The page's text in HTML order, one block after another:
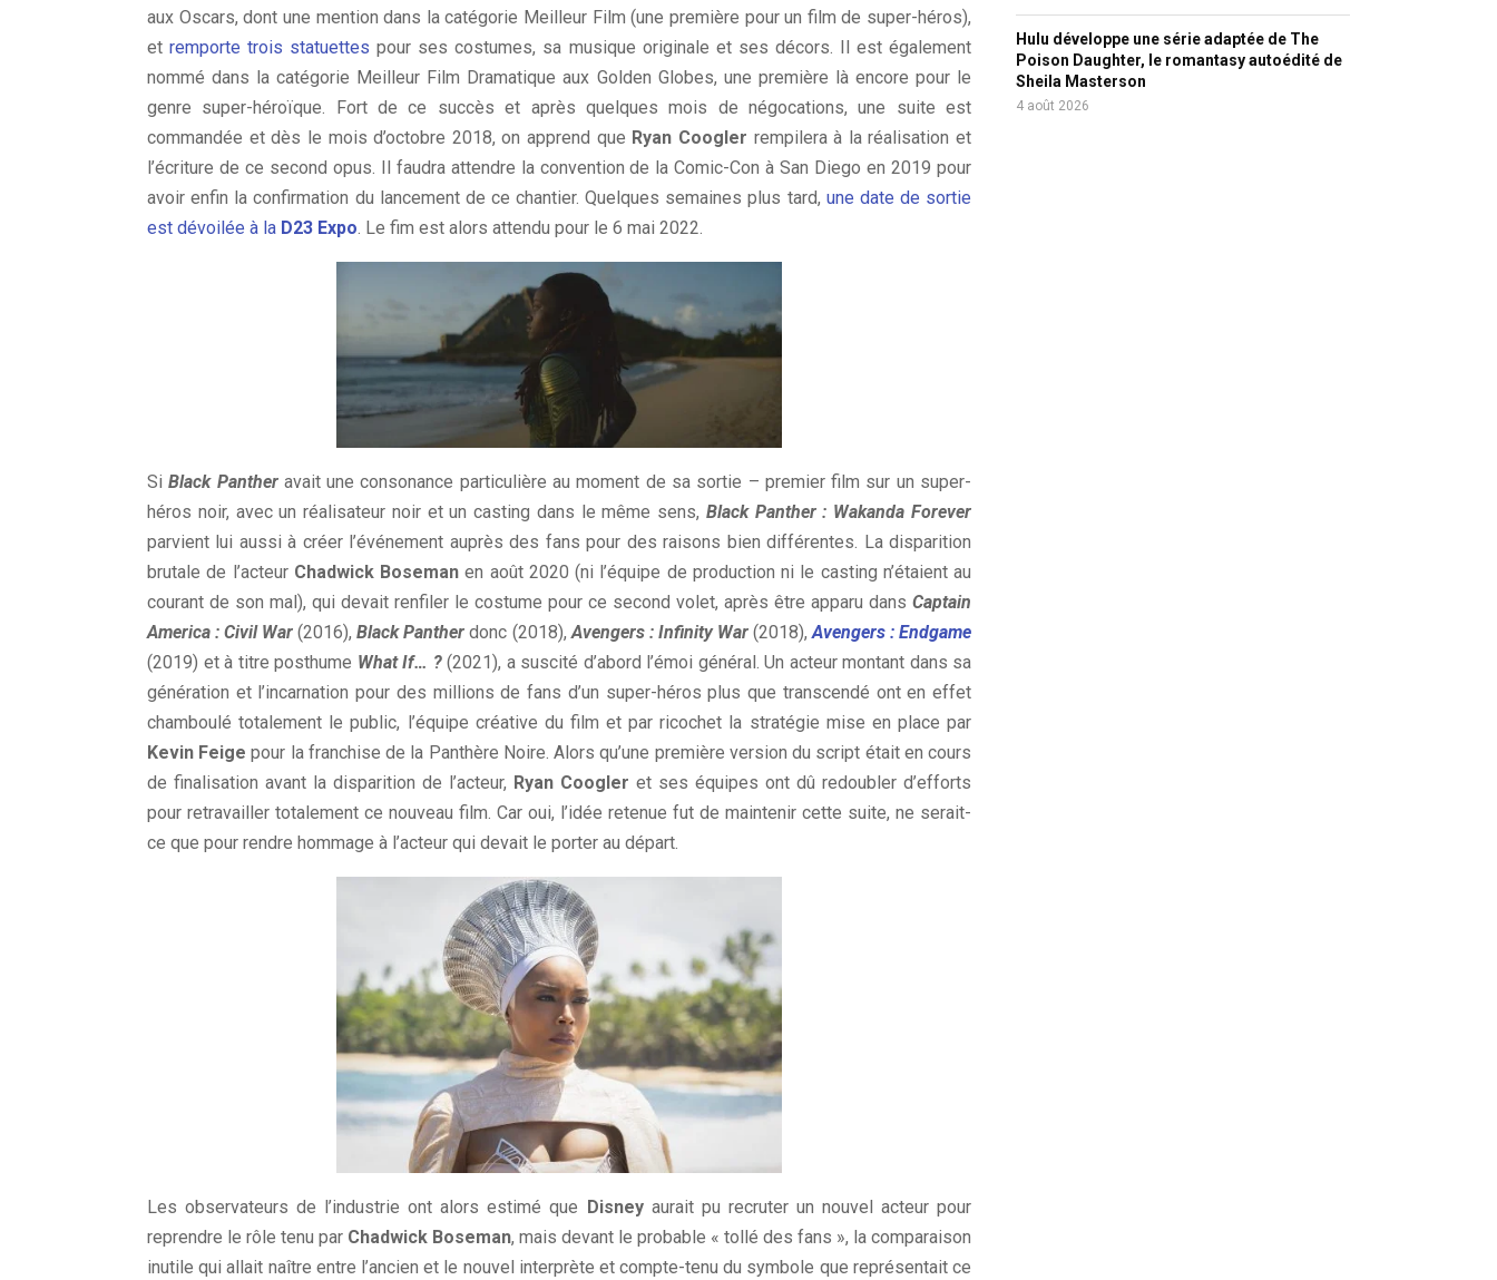
aux Oscars, dont une mention dans la catégorie Meilleur Film (une première pour un film de super-héros),
etremporte trois statuettes pour ses costumes, sa musique originale et ses décors. Il est également
nommé dans la catégorie Meilleur Film Dramatique aux Golden Globes, une première là encore pour le
genre super-héroïque. Fort de ce succès et après quelques mois de négocations, une suite est
commandée et dès le mois d’octobre 2018, on apprend que Ryan Coogler rempilera à la réalisation et
l’écriture de ce second opus. Il faudra attendre la convention de la Comic-Con à San Diego en 2019 pour
avoir enfin la confirmation du lancement de ce chantier. Quelques semaines plus tard, une date de sortie
est dévoilée à la D23 Expo. Le fim est alors attendu pour le 6 mai 2022.
SiBlack Pantheravait une consonance particulière au moment de sa sortie – premier film sur un super-
héros noir, avec un réalisateur noir et un casting dans le même sens, Black Panther : Wakanda Forever
parvient lui aussi à créer l’événement auprès des fans pour des raisons bien différentes. La disparition
brutale de l’acteur Chadwick Boseman en août 2020 (ni l’équipe de production ni le casting n’étaient au
courant de son mal), qui devait renfiler le costume pour ce second volet, après être apparu dans Captain
America : Civil War (2016),Black Panther donc (2018), Avengers : Infinity War(2018), Avengers : Endgame
(2019) et à titre posthume What If… ?(2021), a suscité d’abord l’émoi général. Un acteur montant dans sa
génération et l’incarnation pour des millions de fans d’un super-héros plus que transcendé ont en effet
chamboulé totalement le public, l’équipe créative du film et par ricochet la stratégie mise en place par
Kevin Feige pour la franchise de la Panthère Noire. Alors qu’une première version du script était en cours
de finalisation avant la disparition de l’acteur, Ryan Coogler et ses équipes ont dû redoubler d’efforts
pour retravailler totalement ce nouveau film. Car oui, l’idée retenue fut de maintenir cette suite, ne serait-
ce que pour rendre hommage à l’acteur qui devait le porter au départ.
Les observateurs de l’industrie ont alors estimé que Disneyaurait pu recruter un nouvel acteur pour
reprendre le rôle tenu par Chadwick Boseman, mais devant le probable « tollé des fans », la comparaison
inutile qui allait naître entre l’ancien et le nouvel interprète et compte-tenu du symbole que représentait ce
Hulu développe une série adaptée de The
Poison Daughter, le romantasy autoédité de
Sheila Masterson
4 août 2026